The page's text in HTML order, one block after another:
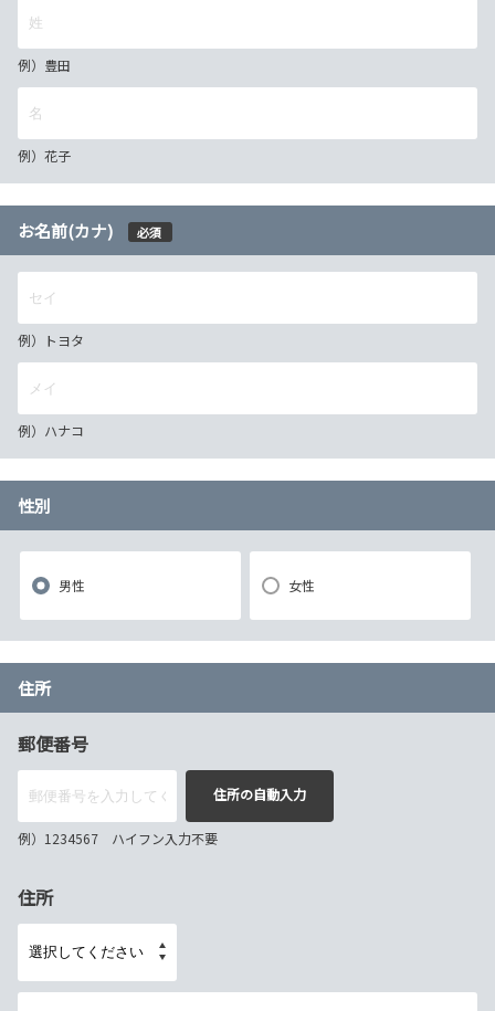
例）豊田
例）花子
お名前(カナ) 必須
例）トヨタ
例）ハナコ
性別
男性 女性
住所
郵便番号
住所の自動入力
例）1234567 ハイフン入力不要
住所